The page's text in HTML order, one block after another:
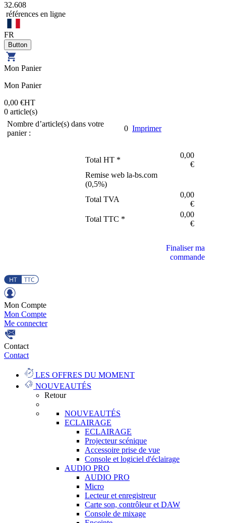
32.608
références en ligne
FR
Mon Panier
Mon Panier
0,00 €HT
0 article(s)
Nombre d’article(s) dans votre
panier :
0 Imprimer
Total HT *
0,00
€
Remise web la-bs.com
(0,5%)
Total TVA
0,00
€
Total TTC *
0,00
€
Finaliser ma
commande
Mon Compte
Mon Compte
Me connecter
Contact
Contact
LES OFFRES DU MOMENT
NOUVEAUTÉS
Retour
NOUVEAUTÉS
ECLAIRAGE
ECLAIRAGE
Projecteur scénique
Accessoire prise de vue
Console et logiciel d'éclairage
AUDIO PRO
AUDIO PRO
Micro
Lecteur et enregistreur
Carte son, contrôleur et DAW
Console de mixage